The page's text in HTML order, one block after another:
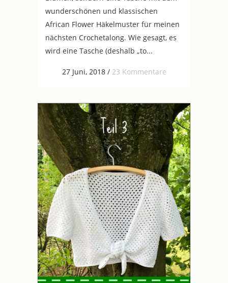
wunderschönen und klassischen
African Flower Häkelmuster für meinen
nächsten Crochetalong. Wie gesagt, es
wird eine Tasche (deshalb „to...
27 Juni, 2018/ 23 Kommentare